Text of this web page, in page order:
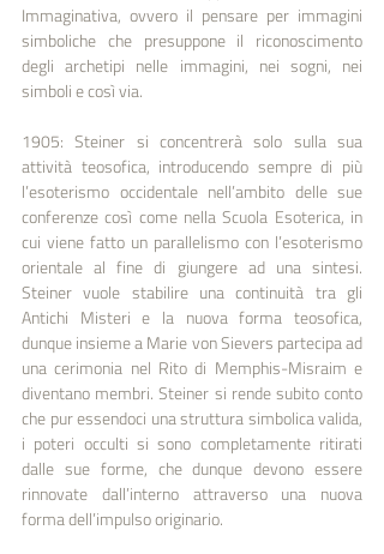
Immaginativa, ovvero il pensare per immagini
simboliche che presuppone il riconoscimento
degli archetipi nelle immagini, nei sogni, nei
simboli e così via.
1905: Steiner si concentrerà solo sulla sua
attività teosofica, introducendo sempre di più
l’esoterismo occidentale nell’ambito delle sue
conferenze così come nella Scuola Esoterica, in
cui viene fatto un parallelismo con l’esoterismo
orientale al fine di giungere ad una sintesi.
Steiner vuole stabilire una continuità tra gli
Antichi Misteri e la nuova forma teosofica,
dunque insieme a Marie von Sievers partecipa ad
una cerimonia nel Rito di Memphis-Misraim e
diventano membri. Steiner si rende subito conto
che pur essendoci una struttura simbolica valida,
i poteri occulti si sono completamente ritirati
dalle sue forme, che dunque devono essere
rinnovate dall’interno attraverso una nuova
forma dell’impulso originario.